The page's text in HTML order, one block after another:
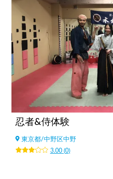
忍者&侍体験
東京都/中野区中野
3.00(0)